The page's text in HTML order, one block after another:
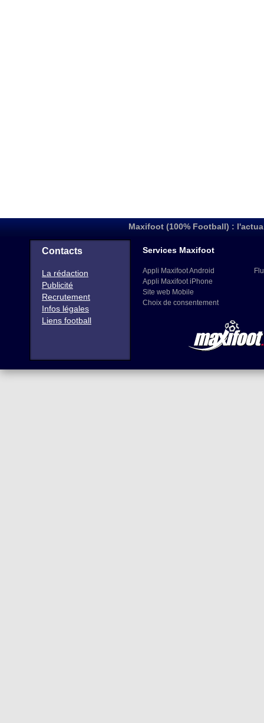
Maxifoot (100% Football) :
Contacts
La rédaction
Publicité
Recrutement
Infos légales
Liens football
Services Maxifoot
Appli Maxifoot Android
Appli Maxifoot iPhone
Site web Mobile
Choix de consentement